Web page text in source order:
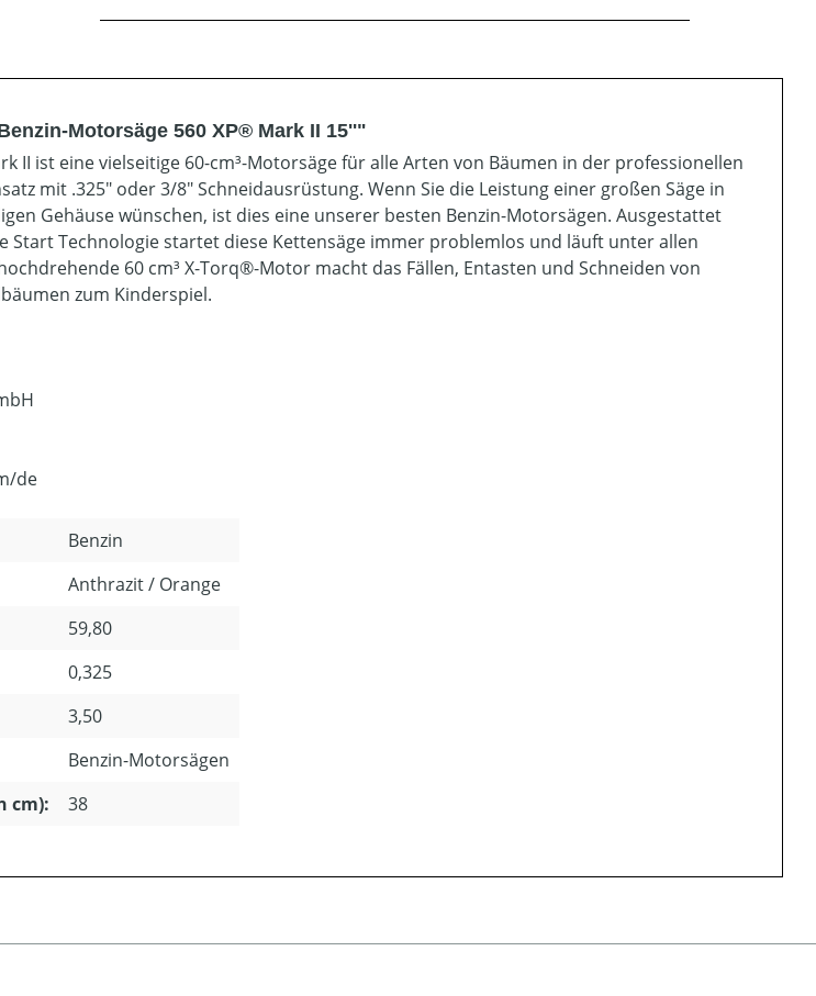
Motorsäge 560 XP® Mark II 15''"
II ist eine vielseitige 60-cm³-Motorsäge für alle Arten von Bäumen in der professionellen
mit .325" oder 3/8" Schneidausrüstung. Wenn Sie die Leistung einer großen Säge in
Gehäuse wünschen, ist dies eine unserer besten Benzin-Motorsägen. Ausgestattet
Start Technologie startet diese Kettensäge immer problemlos und läuft unter allen
60 cm³ X-Torq®-Motor macht das Fällen, Entasten und Schneiden von
zum Kinderspiel.
de
Benzin
Anthrazit / Orange
59,80
0,325
3,50
Benzin-Motorsägen
cm):
38